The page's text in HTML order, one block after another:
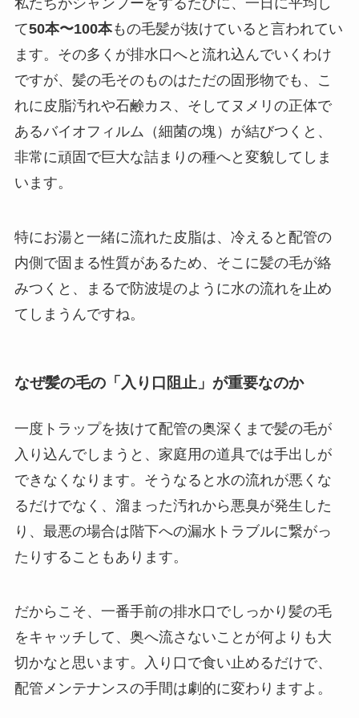
私たちがシャンプーをするたびに、一日に平均し
て50本〜100本もの毛髪が抜けていると言われてい
ます。その多くが排水口へと流れ込んでいくわけ
ですが、髪の毛そのものはただの固形物でも、こ
れに皮脂汚れや石鹸カス、そしてヌメリの正体で
あるバイオフィルム（細菌の塊）が結びつくと、
非常に頑固で巨大な詰まりの種へと変貌してしま
います。
特にお湯と一緒に流れた皮脂は、冷えると配管の
内側で固まる性質があるため、そこに髪の毛が絡
みつくと、まるで防波堤のように水の流れを止め
てしまうんですね。
なぜ髪の毛の「入り口阻止」が重要なのか
一度トラップを抜けて配管の奥深くまで髪の毛が
入り込んでしまうと、家庭用の道具では手出しが
できなくなります。そうなると水の流れが悪くな
るだけでなく、溜まった汚れから悪臭が発生した
り、最悪の場合は階下への漏水トラブルに繋がっ
たりすることもあります。
だからこそ、一番手前の排水口でしっかり髪の毛
をキャッチして、奥へ流さないことが何よりも大
切かなと思います。入り口で食い止めるだけで、
配管メンテナンスの手間は劇的に変わりますよ。